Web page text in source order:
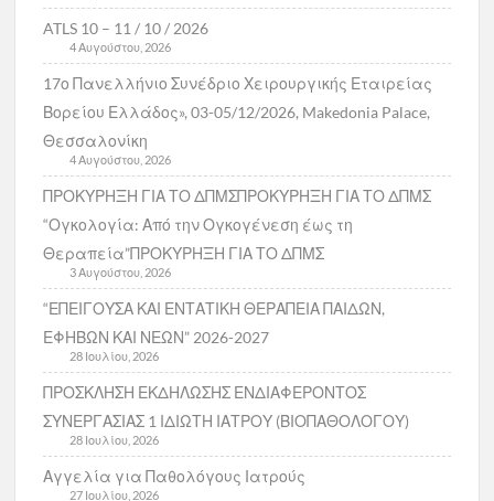
ATLS 10 – 11 / 10 / 2026
4 Αυγούστου, 2026
17ο Πανελλήνιο Συνέδριο Χειρουργικής Εταιρείας
Βορείου Ελλάδος», 03-05/12/2026, Makedonia Palace,
Θεσσαλονίκη
4 Αυγούστου, 2026
ΠΡΟΚΥΡΗΞΗ ΓΙΑ ΤΟ ΔΠΜΣΠΡΟΚΥΡΗΞΗ ΓΙΑ ΤΟ ΔΠΜΣ
“Ογκολογία: Από την Ογκογένεση έως τη
Θεραπεία”ΠΡΟΚΥΡΗΞΗ ΓΙΑ ΤΟ ΔΠΜΣ
3 Αυγούστου, 2026
“ΕΠΕΙΓΟΥΣΑ ΚΑΙ ΕΝΤΑΤΙΚΗ ΘΕΡΑΠΕΙΑ ΠΑΙΔΩΝ,
ΕΦΗΒΩΝ ΚΑΙ ΝΕΩΝ” 2026-2027
28 Ιουλίου, 2026
ΠΡΟΣΚΛΗΣΗ ΕΚΔΗΛΩΣΗΣ ΕΝΔΙΑΦΕΡΟΝΤΟΣ
ΣΥΝΕΡΓΑΣΙΑΣ 1 ΙΔΙΩΤΗ ΙΑΤΡΟΥ (ΒΙΟΠΑΘΟΛΟΓΟΥ)
28 Ιουλίου, 2026
Αγγελία για Παθολόγους Ιατρούς
27 Ιουλίου, 2026